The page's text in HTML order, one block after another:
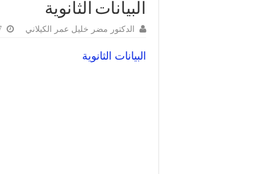
البيانات الثانوية
الدكتور مضر خليل عمر الكيلاني
البيانات الثانوية